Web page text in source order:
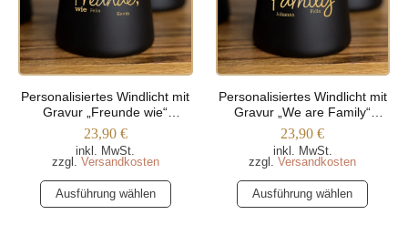
können
auf
der
Produktseite
gewählt
werden
können
auf
der
Produktseite
gewählt
werden
Personalisiertes Windlicht mit
Gravur „Freunde wie“
(Trapez)
23,90 €
inkl. MwSt.
zzgl. Versandkosten
Ausführung wählen
Dieses
Produkt
Personalisiertes Windlicht mit
Gravur „We are Family“
(Trapez)
23,90€
inkl. MwSt.
zzgl.Versandkosten
Ausführung wählen
Dieses
Produkt